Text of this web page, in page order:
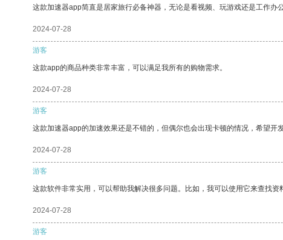
这款加速器app简直是居家旅行必备神器，无论是看视频、玩游戏还是工作
2024-07-28
游客
这款app的商品种类非常丰富，可以满足我所有的购物需求。
2024-07-28
游客
这款加速器app的加速效果还是不错的，但偶尔也会出现卡顿的情况，希望开
2024-07-28
游客
这款软件非常实用，可以帮助我解决很多问题。比如，我可以使用它来查找资
2024-07-28
游客